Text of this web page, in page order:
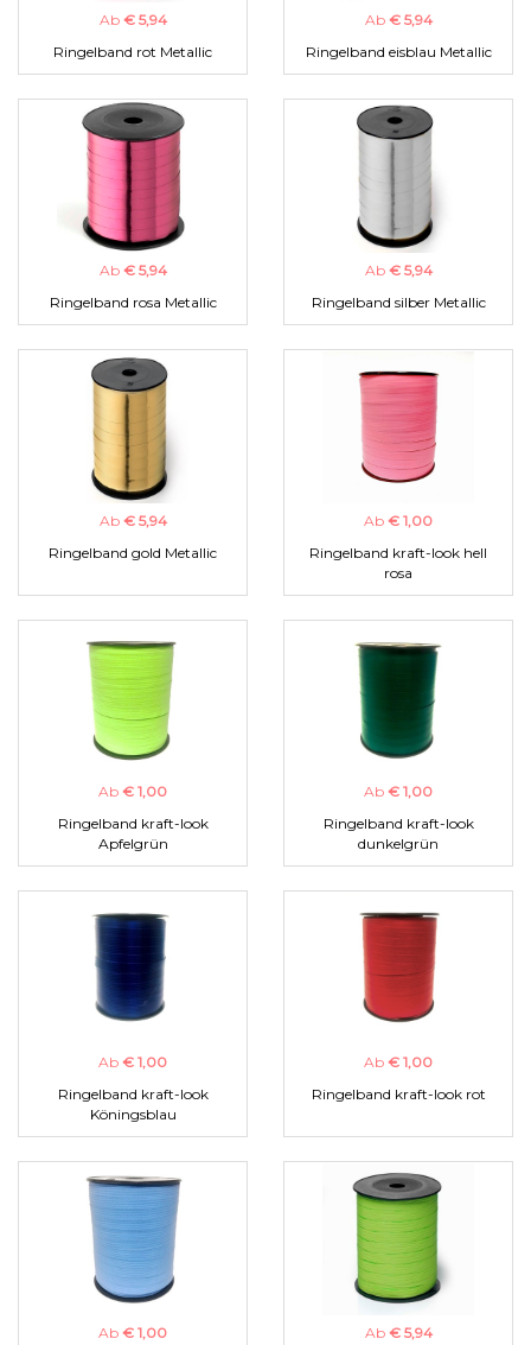
Ab € 5,94
Ringelband rot Metallic
Ab € 5,94
Ringelband eisblau Metallic
Ab € 5,94
Ringelband rosa Metallic
Ab € 5,94
Ringelband silber Metallic
Ab € 5,94
Ringelband gold Metallic
Ab € 1,00
Ringelband kraft-look hell
rosa
Ab € 1,00
Ringelband kraft-look
Apfelgrün
Ab € 1,00
Ringelband kraft-look
dunkelgrün
Ab € 1,00
Ringelband kraft-look
Köningsblau
Ab € 1,00
Ringelband kraft-look rot
Ab € 1,00 Ab € 5,94